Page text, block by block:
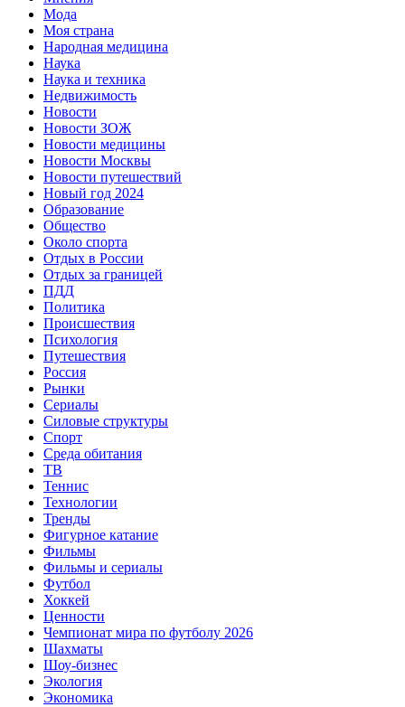
Мода
Моя страна
Народная медицина
Наука
Наука и техника
Недвижимость
Новости
Новости ЗОЖ
Новости медицины
Новости Москвы
Новости путешествий
Новый год 2024
Образование
Общество
Около спорта
Отдых в России
Отдых за границей
ПДД
Политика
Происшествия
Психология
Путешествия
Россия
Рынки
Сериалы
Силовые структуры
Спорт
Среда обитания
ТВ
Теннис
Технологии
Тренды
Фигурное катание
Фильмы
Фильмы и сериалы
Футбол
Хоккей
Ценности
Чемпионат мира по футболу 2026
Шахматы
Шоу-бизнес
Экология
Экономика